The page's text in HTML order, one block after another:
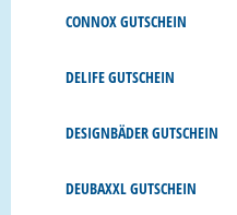
CONNOX GUTSCHEIN
DELIFE GUTSCHEIN
DESIGNBÄDER GUTSCHEIN
DEUBAXXL GUTSCHEIN